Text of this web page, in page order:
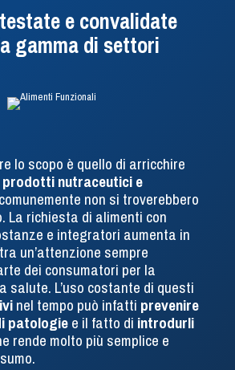
e convalidate
gamma di settori
lo scopo è quello di arricchire
prodotti nutraceutici e
non si troverebbero
La richiesta di alimenti con
e integratori aumenta in
un’attenzione sempre
dei consumatori per la
salute. L’uso costante di questi
nel tempo può infatti prevenire
patologiee il fatto di introdurli
rende molto più semplice e